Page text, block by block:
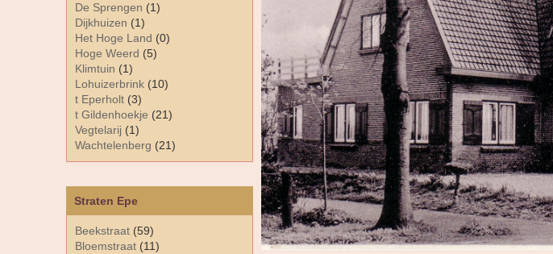
Straten Epe
Beekstraat (59)
Bloemstraat (11)
De Sprengen (1)
Dijkhuizen (1)
Het Hoge Land (0)
Hoge Weerd (5)
Klimtuin (1)
Lohuizerbrink (10)
t Eperholt (3)
t Gildenhoekje (21)
Vegtelarij (1)
Wachtelenberg (21)